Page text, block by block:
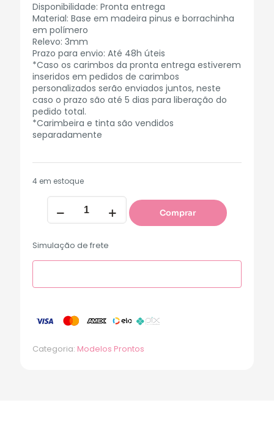
Disponibilidade: Pronta entrega
Material: Base em madeira pinus e borrachinha
em polímero
Relevo: 3mm
Prazo para envio: Até 48h úteis
*Caso os carimbos da pronta entrega estiverem
inseridos em pedidos de carimbos
personalizados serão enviados juntos, neste
caso o prazo são até 5 dias para liberação do
pedido total.
*Carimbeira e tinta são vendidos
separadamente
4 em estoque
Comprar
Simulação de frete
Categoria: Modelos Prontos